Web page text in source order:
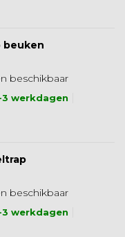
beuken
beschikbaar
werkdagen
beschikbaar
werkdagen